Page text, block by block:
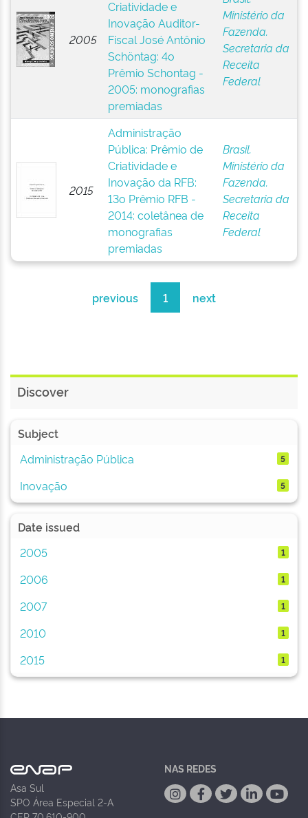
2005
Criatividade e
Inovação Auditor-
Fiscal José Antônio
Schöntag: 4o
Prêmio Schontag -
2005: monografias
premiadas
Ministério da
Fazenda.
Secretaria da
Receita
Federal
2015
Administração
Pública: Prêmio de
Criatividade e
Inovação da RFB:
13o Prêmio RFB -
2014: coletânea de
monografias
premiadas
Brasil.
Ministério da
Fazenda.
Secretaria da
Receita
Federal
previous 1 next
Discover
Subject
Administração Pública
5
Inovação 5
Date issued
2005
1
2006 1
2007 1
2010 1
2015 1
Asa Sul
SPO Área Especial 2-A
NAS REDES